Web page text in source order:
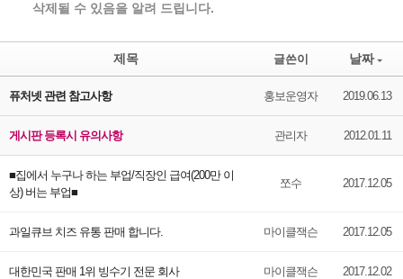
삭제될 수 있음을 알려 드립니다.
제목 글쓴이 날짜
퓨처넷 관련 참고사항 홍보운영자 2019.06.13
게시판 등록시 유의사항 관리자 2012.01.11
■집에서 누구나 하는 부업/직장인 급여(200만 이
상) 버는 부업■
쪼수 2017.12.05
과일큐브 치즈 유통 판매 합니다. 마이클잭슨 2017.12.05
대한민국 판매 1위 빙수기 전문 회사 마이클잭슨 2017.12.02